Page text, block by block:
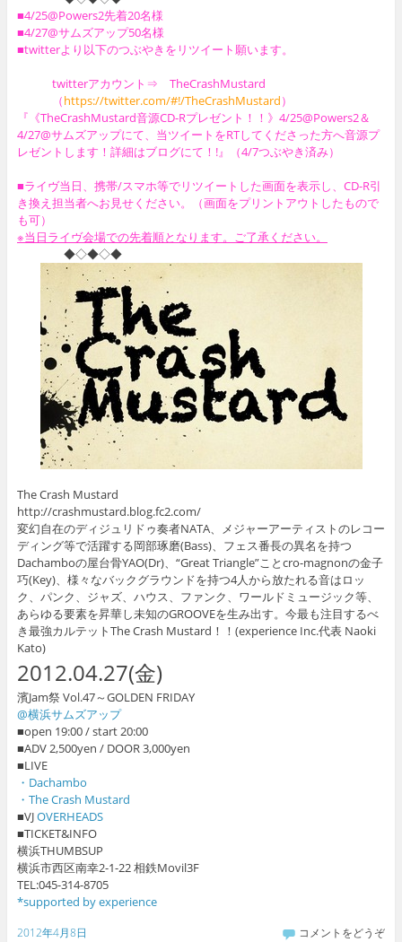
■4/25@Powers2先着20名様
■4/27@サムズアップ50名様
■twitterより以下のつぶやきをリツイート願います。
twitterアカウント⇒ TheCrashMustard
（https://twitter.com/#!/TheCrashMustard）
『《TheCrashMustard音源CD-Rプレゼント！！》4/25@Powers2＆
4/27@サムズアップにて、当ツイートをRTしてくださった方へ音源プ
レゼントします！詳細はブログにて！!』（4/7つぶやき済み）
■ライヴ当日、携帯/スマホ等でリツイートした画面を表示し、CD-R引
き換え担当者へお見せください。（画面をプリントアウトしたもので
も可）
※当日ライヴ会場での先着順となります。ご了承ください。
◆◇◆◇◆
The Crash Mustard
http://crashmustard.blog.fc2.com/
変幻自在のディジュリドゥ奏者NATA、メジャーアーティストのレコー
ディング等で活躍する岡部琢磨(Bass)、フェス番長の異名を持つ
Dachamboの屋台骨YAO(Dr)、“Great Triangle”ことcro-magnonの金子
巧(Key)、様々なバックグラウンドを持つ4人から放たれる音はロッ
ク、パンク、ジャズ、ハウス、ファンク、ワールドミュージック等、
あらゆる要素を昇華し未知のGROOVEを生み出す。今最も注目するべ
き最強カルテットThe Crash Mustard！！(experience Inc.代表 Naoki
Kato)
2012.04.27(金)
濱Jam祭 Vol.47～GOLDEN FRIDAY
@横浜サムズアップ
■open 19:00 / start 20:00
■ADV 2,500yen / DOOR 3,000yen
■LIVE
・Dachambo
・The Crash Mustard
■VJOVERHEADS
■TICKET&INFO
横浜THUMBSUP
横浜市西区南幸2-1-22 相鉄Movil3F
TEL:045-314-8705
*supported by experience
2012年4月8日 コメントをどうぞ